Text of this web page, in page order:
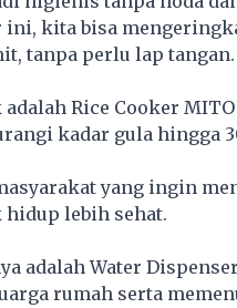
ini, kita bisa
tanpa perlu lap tangan.
Rice Cooker
kadar gula hingga
yang ingin
lebih sehat.
adalah Water
rumah serta